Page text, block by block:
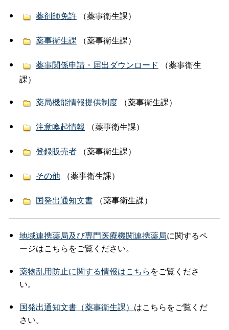
薬剤師免許（薬事衛生課）
薬事衛生課（薬事衛生課）
薬事関係申請・届出ダウンロード （薬事衛生
課）
薬局機能情報提供制度（薬事衛生課）
注意喚起情報 （薬事衛生課）
登録販売者（薬事衛生課）
その他（薬事衛生課）
国発出通知文書（薬事衛生課）
地域連携薬局及び専門医療機関連携薬局に関するペ
ージはこちらをご覧ください。
薬物乱用防止に関する情報はこちらをご覧くださ
い。
国発出通知文書（薬事衛生課） はこちらをご覧くだ
さい。